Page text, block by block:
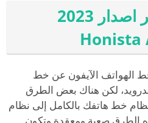
تحميل هونستا اخر اصدار 2023
الهواتف الآيفون عن خط
لكن هناك بعض الطرق
خط هاتفك بالكامل إلى نظام
الطرق صعبة ومعقدة وتكون